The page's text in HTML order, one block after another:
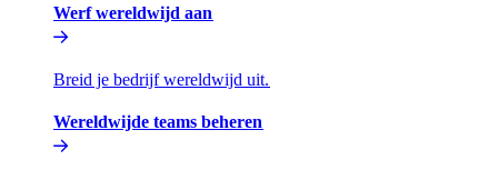
Werf wereldwijd aan​​
Breid je bedrijf wereldwijd uit.​​
Wereldwijde teams beheren​​